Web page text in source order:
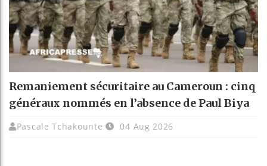
Remaniement sécuritaire au Cameroun : cinq
généraux nommés en l’absence de Paul Biya
Pascale Tchakounte 04 Aug 2026